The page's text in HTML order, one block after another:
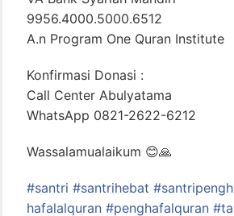
9956.4000.5000.6512
A.n Program One Quran Institute
Konfirmasi Donasi :
Call Center Abulyatama
WhatsApp 0821-2622-6212
Wassalamualaikum 😊🙏
#santri #santrihebat #
hafalalquran #penghafalquran #